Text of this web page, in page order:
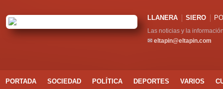
LLANERA SIERO
Las noticias y la
✉ eltapin@eltapin.com
PORTADA SOCIEDAD POLÍTICA DEPORTES VARIOS